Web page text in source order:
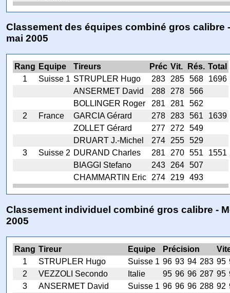
Classement des équipes combiné gros calibre
mai 2005
Rang Equipe Tireurs Préc Vit. Rés. Total
1
Suisse 1 STRUPLER Hugo 283 285 568
1696
ANSERMET David
288 278 566
BOLLINGER Roger
281 281
562
2
France GARCIA Gérard 278 283 561
1639
ZOLLET Gérard
277 272
549
DRUART J.-Michel
274 255 529
3
Suisse 2 DURAND Charles 281 270 551
1551
BIAGGI Stefano
243 264 507
CHAMMARTIN Eric
274 219 493
Classement individuel combiné gros calibre -
2005
Rang Tireur Equipe Précision
1
STRUPLER Hugo Suisse 1 96 93 94 283 95
2
VEZZOLI Secondo Italie 95 96 96 287 95
3
ANSERMET David Suisse 1 96 96 96 288 92